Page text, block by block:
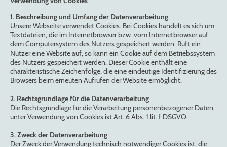
1. Beschreibung und Umfang der Datenverarbeitung
Unsere Webseite verwendet Cookies. Bei Cookies handelt es sich um
Textdateien, die im Internetbrowser bzw. vom Internetbrowser auf
dem Computersystem des Nutzers gespeichert werden. Ruft ein
Nutzer eine Website auf, so kann ein Cookie auf dem Betriebssystem
des Nutzers gespeichert werden. Dieser Cookie enthält eine
charakteristische Zeichenfolge, die eine eindeutige Identifizierung des
Browsers beim erneuten Aufrufen der Website ermöglicht.
2. Rechtsgrundlage für die Datenverarbeitung
Die Rechtsgrundlage für die Verarbeitung personenbezogener Daten
unter Verwendung von Cookies ist Art. 6 Abs. 1 lit. f DSGVO.
3. Zweck der Datenverarbeitung
Der Zweck der Verwendung technisch notwendiger Cookies ist, die